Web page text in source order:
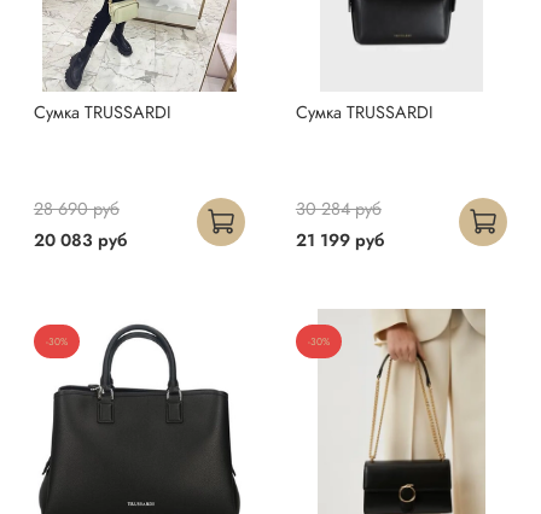
Сумка TRUSSARDI
20 083 руб
28 690 руб
Сумка TRUSSARDI
21 199 руб
30 284 руб
-30% -30%